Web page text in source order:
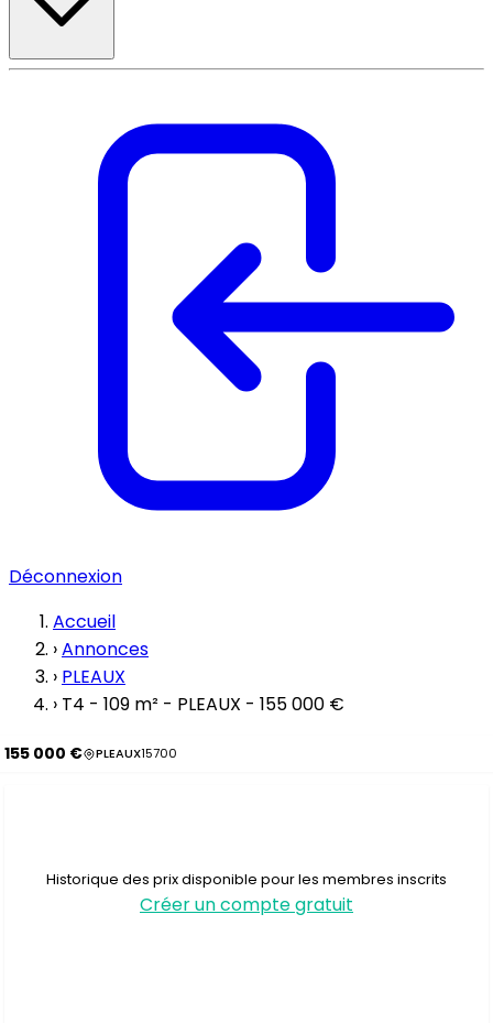
Déconnexion
Accueil
›Annonces
› PLEAUX
› T4 - 109 m² - PLEAUX - 155 000 €
155 000 € PLEAUX15700
Historique des prix disponible pour les membres inscrits
Créer un compte gratuit